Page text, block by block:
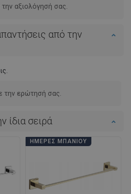
την αξιολόγησή σας.
από την
την ερώτησή σας.
ίδια σειρά
ΗΜΈΡΕΣ ΜΠΆΝΙΟΥ